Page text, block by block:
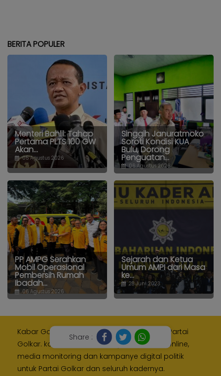
Share :
BERITA POPULER
Menteri Bahlil: Tahap
Pertama PLTS 100 GW
Akan...
05 Agustus 2026
Singgih Januratmoko
Soroti Kondisi KUA
Bulu, Dorong
Penguatan...
06 Agustus 2026
PP AMPG Serahkan
Mobil Operasional
Pembersih Rumah
Ibadah...
06 Agustus 2026
Sejarah dan Ketua
Umum AMPI dari Masa
ke...
28 Juni 2023
Kabar Golkar adalah media resmi Internal Partai
Golkar. kami memberikan layanan media online,
media monitoring dan kampanye digital politik
untuk Partai Golkar dan seluruh kadernya.